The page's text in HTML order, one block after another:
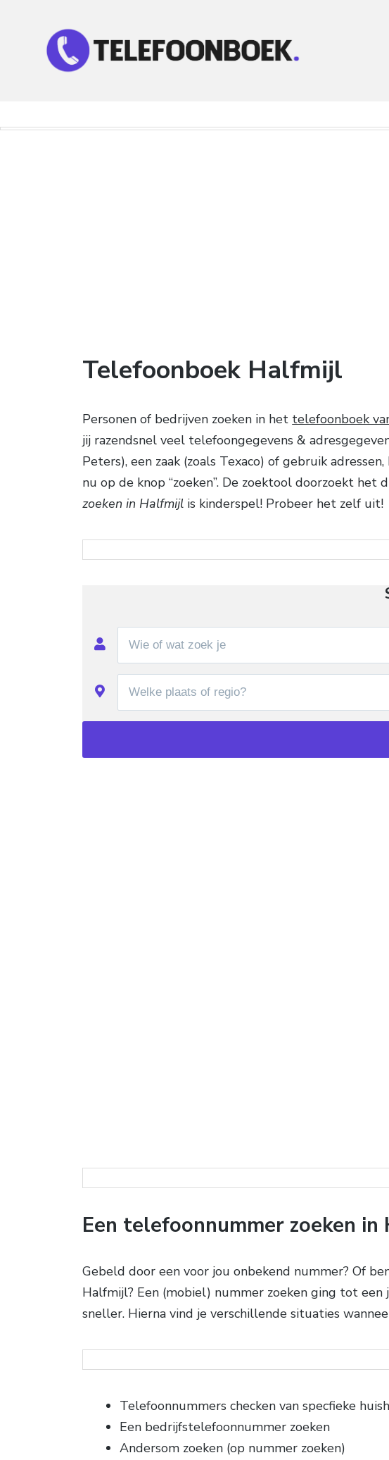
Telefoonboek Halfmijl
Personen of bedrijven zoeken in het telefoonboek
jij razendsnel veel telefoongegevens &
Peters), een zaak (zoals Texaco) of gebruik
nu op de knop “zoeken”. De zoektool doorzoekt
zoeken in Halfmijl is kinderspel! Probeer het zelf uit!
Een telefoonnummer zoeken
Gebeld door een voor jou onbekend nummer? Of
Halfmijl? Een (mobiel) nummer zoeken ging tot
sneller. Hierna vind je verschillende situaties
Telefoonnummers checken van specfieke
Een bedrijfstelefoonnummer zoeken
Andersom zoeken (op nummer zoeken)